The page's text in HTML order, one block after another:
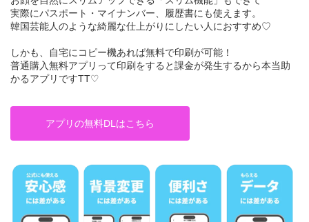
実際にパスポート・マイナンバー、履歴書にも使えます。
韓国芸能人のような綺麗な仕上がりにしたい人におすすめ♡
しかも、自宅にコピー機あれば無料で印刷が可能！
普通購入無料アプリって印刷をすると課金が発生するから本当助
かるアプリですTT♡
アプリの無料DLはこちら